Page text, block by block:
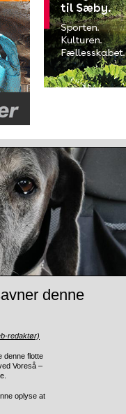
denne
redaktør)
denne flotte
Voreså –
oplyse at